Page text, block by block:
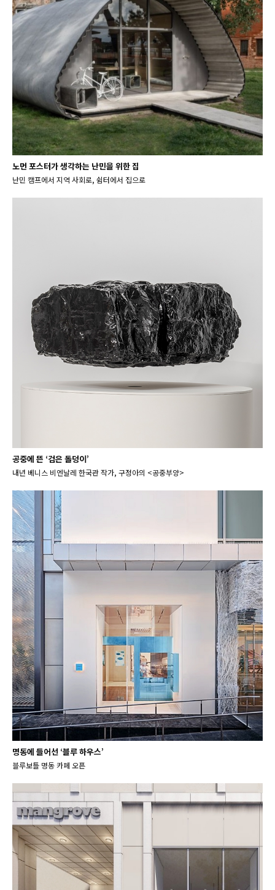
노먼 포스터가 생각하는 난민을 위한 집
난민 캠프에서 지역 사회로, 쉼터에서 집으로
공중에 뜬 ‘검은 돌덩이’
내년 베니스 비엔날레 한국관 작가, 구정아의 <공중부양>
명동에 들어선 ‘블루 하우스’
블루보틀 명동 카페 오픈